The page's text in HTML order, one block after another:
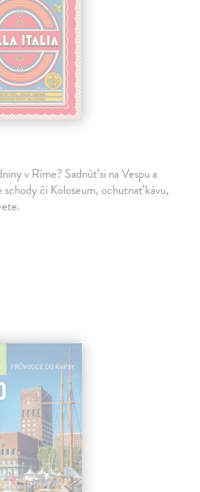
v Ríme? Sadnúť si na Vespu a
či Koloseum, ochutnať kávu,